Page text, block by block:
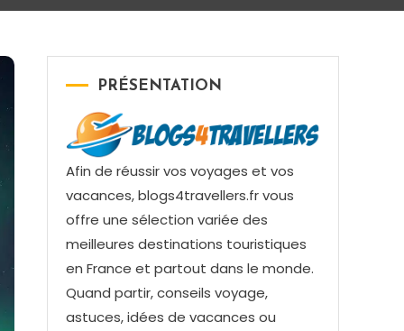
PRÉSENTATION
Afin de réussir vos voyages et vos
vacances, blogs4travellers.fr vous
offre une sélection variée des
meilleures destinations touristiques
en France et partout dans le monde.
Quand partir, conseils voyage,
astuces, idées de vacances ou